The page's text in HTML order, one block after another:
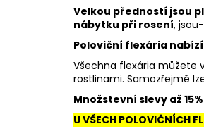
Velkou předností jsou
nábytku při rosení,
Poloviční flexária
Všechna flexária můžete
rostlinami. Samozřejmě
Množstevní slevy až
U VŠECH POLOVIČNÍCH
MIKRO CVRČCI DOMÁCÍ
54 Kč